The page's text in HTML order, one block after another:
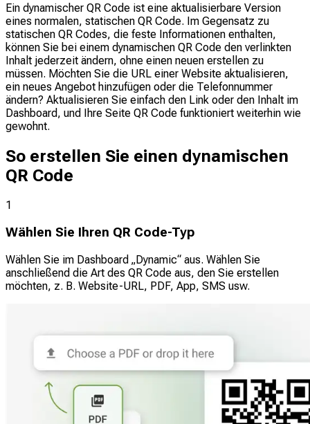
Ein dynamischer QR Code ist eine aktualisierbare Version
eines normalen, statischen QR Code. Im Gegensatz zu
statischen QR Codes, die feste Informationen enthalten,
können Sie bei einem dynamischen QR Code den verlinkten
Inhalt jederzeit ändern, ohne einen neuen erstellen zu
müssen. Möchten Sie die URL einer Website aktualisieren,
ein neues Angebot hinzufügen oder die Telefonnummer
ändern? Aktualisieren Sie einfach den Link oder den Inhalt im
Dashboard, und Ihre Seite QR Code funktioniert weiterhin wie
gewohnt.
So erstellen Sie einen dynamischen
QR Code
1
Wählen Sie Ihren QR Code-Typ
Wählen Sie im Dashboard „Dynamic“ aus. Wählen Sie
anschließend die Art des QR Code aus, den Sie erstellen
möchten, z. B. Website-URL, PDF, App, SMS usw.